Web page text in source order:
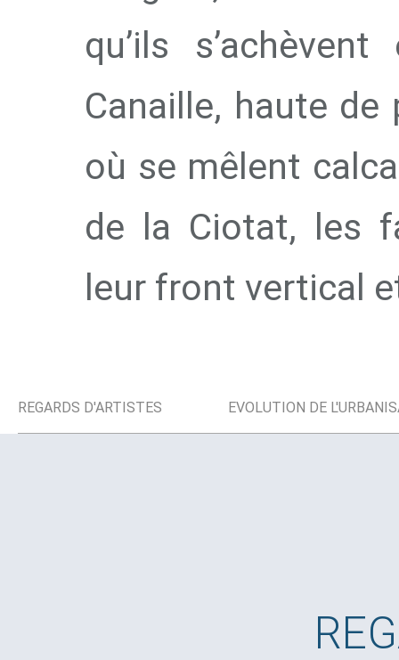
qu’ils
Canaille, haute
où se mêlent
de la Ciotat, les
leur front vertical
REGARDS D'ARTISTES EVOLUTION DE